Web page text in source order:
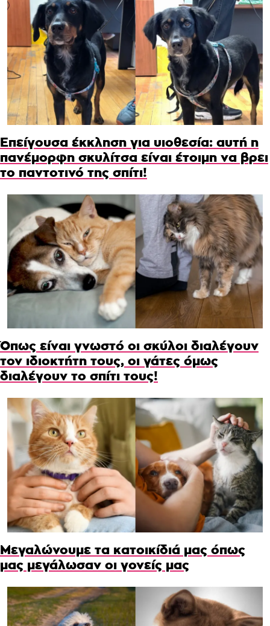
Επείγουσα έκκληση για υιοθεσία: αυτή η
πανέμορφη σκυλίτσα είναι έτοιμη να βρει
το παντοτινό της σπίτι!
Όπως είναι γνωστό οι σκύλοι διαλέγουν
τον ιδιοκτήτη τους, οι γάτες όμως
διαλέγουν το σπίτι τους!
Μεγαλώνουμε τα κατοικίδιά μας όπως
μας μεγάλωσαν οι γονείς μας